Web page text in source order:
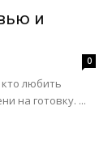
и
0
любить
на готовку. ...